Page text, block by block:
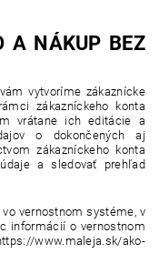
NÁKUP BEZ
vytvoríme zákaznícke
zákazníckeho konta
vrátane ich editácie a
o dokončených aj
zákazníckeho konta
a sledovať prehľad
vernostnom systéme, v
informácií o vernostnom
www.maleja.sk/ako-